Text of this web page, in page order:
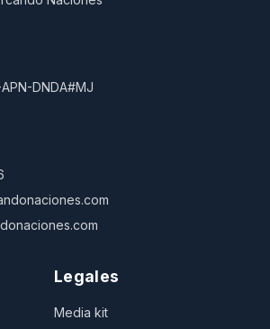
DNDA#MJ
Legales
Media kit